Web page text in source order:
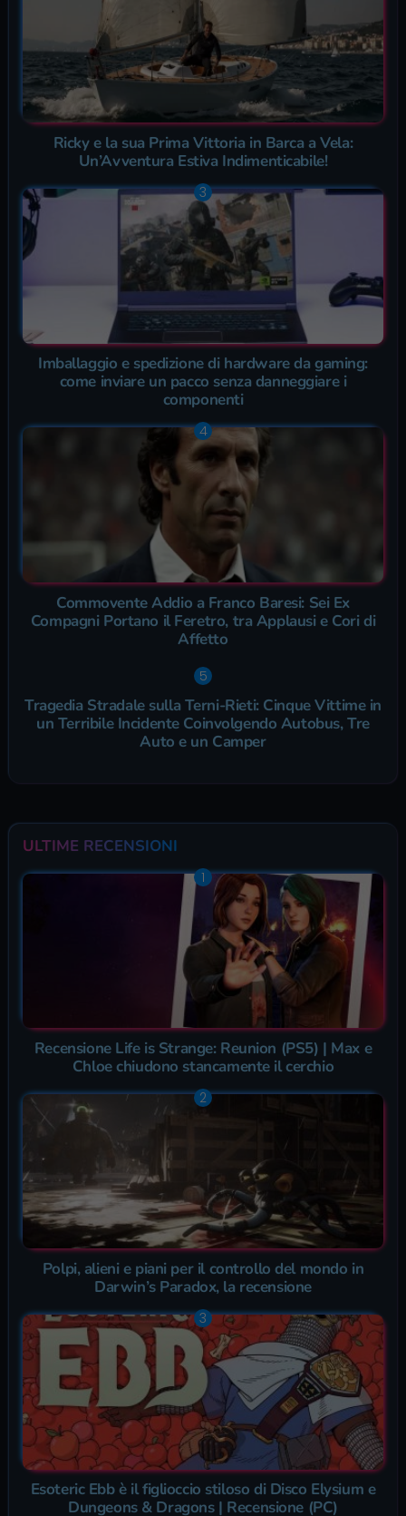
Ricky e la sua Prima Vittoria in Barca a Vela:
Un’Avventura Estiva Indimenticabile!
Imballaggio e spedizione di hardware da gaming:
come inviare un pacco senza danneggiare i
componenti
Commovente Addio a Franco Baresi: Sei Ex
Compagni Portano il Feretro, tra Applausi e Cori di
Affetto
Tragedia Stradale sulla Terni-Rieti: Cinque Vittime in
un Terribile Incidente Coinvolgendo Autobus, Tre
Auto e un Camper
ULTIME RECENSIONI
Recensione Life is Strange: Reunion (PS5) | Max e
Chloe chiudono stancamente il cerchio
Polpi, alieni e piani per il controllo del mondo in
Darwin’s Paradox, la recensione
Esoteric Ebb è il figlioccio stiloso di Disco Elysium e
Dungeons & Dragons | Recensione (PC)